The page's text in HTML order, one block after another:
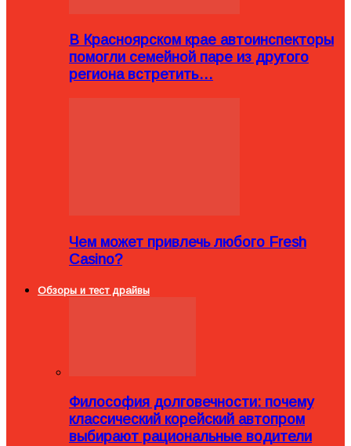
В Красноярском крае автоинспекторы
помогли семейной паре из другого
региона встретить…
Чем может привлечь любого Fresh
Casino?
Обзоры и тест драйвы
Философия долговечности: почему
классический корейский автопром
выбирают рациональные водители